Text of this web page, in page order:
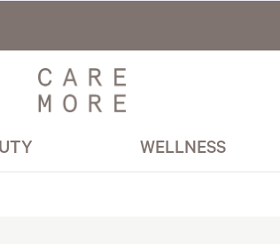
WELLNESS